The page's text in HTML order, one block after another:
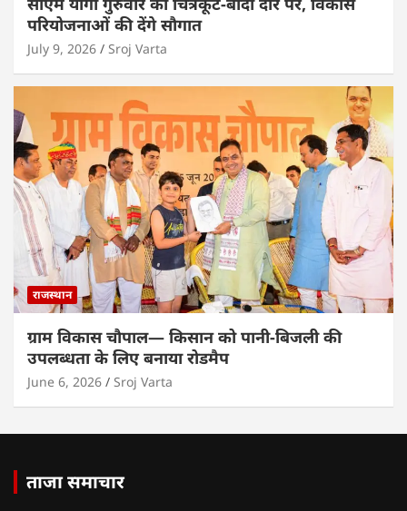
परियोजनाओं की देंगे सौगात
July 9, 2026 Sroj Varta
राजस्थान
ग्राम विकास चौपाल— किसान को पानी-बिजली की
उपलब्धता के लिए बनाया रोडमैप
June 6, 2026 Sroj Varta
ताजा समाचार